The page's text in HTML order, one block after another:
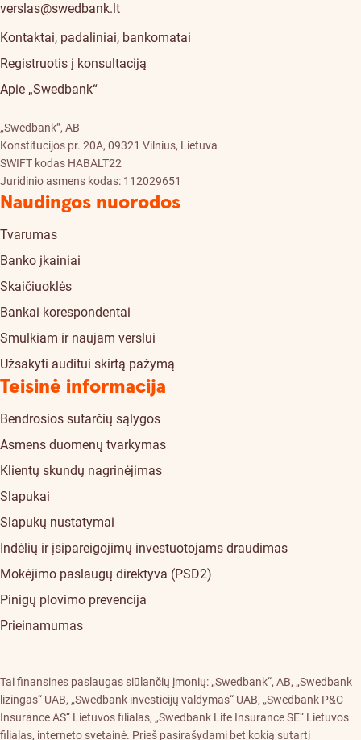
verslas@swedbank.lt
Kontaktai, padaliniai, bankomatai
Registruotis į konsultaciją
Apie „Swedbank“
„Swedbank”, AB
Konstitucijos pr. 20A, 09321 Vilnius, Lietuva
SWIFT kodas HABALT22
Juridinio asmens kodas: 112029651
Naudingos nuorodos
Tvarumas
Banko įkainiai
Skaičiuoklės
Bankai korespondentai
Smulkiam ir naujam verslui
Užsakyti auditui skirtą pažymą
Teisinė informacija
Bendrosios sutarčių sąlygos
Asmens duomenų tvarkymas
Klientų skundų nagrinėjimas
Slapukai
Slapukų nustatymai
Indėlių ir įsipareigojimų investuotojams draudimas
Mokėjimo paslaugų direktyva (PSD2)
Pinigų plovimo prevencija
Prieinamumas
Tai finansines paslaugas siūlančių įmonių: „Swedbank“, AB, „Swedbank
lizingas“ UAB, „Swedbank investicijų valdymas“ UAB, „Swedbank P&C
Insurance AS“ Lietuvos filialas, „Swedbank Life Insurance SE“ Lietuvos
filialas, interneto svetainė. Prieš pasirašydami bet kokią sutartį